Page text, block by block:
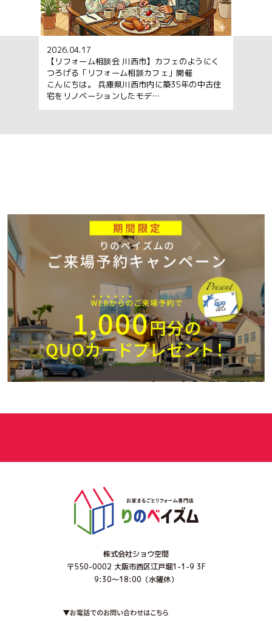
2026.04.17
【リフォーム相談会 川西市】カフェのようにく
つろげる「リフォーム相談カフェ」開催
こんにちは。 兵庫県川西市内に築35年の中古住
宅をリノベーションしたモデ…
株式会社ショウ空間
〒550-0002 大阪市西区江戸堀1-1-9 3F
9:30～18:00（水曜休）